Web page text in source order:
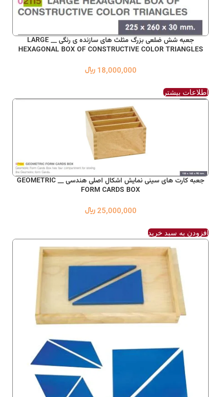
جعبه شش ضلعی بزرگ مثلث های سازنده ی رنگی __ LARGE
HEXAGONAL BOX OF CONSTRUCTIVE COLOR TRIANGLES
18,000,000 ﷼
اطلاعات بیشتر
جعبه کارت های سینی نمایش اشکال اصلی هندسی __ GEOMETRIC
FORM CARDS BOX
25,000,000 ﷼
افزودن به سبد خرید